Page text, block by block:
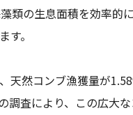
類の生息面積を効率的
す。
天然コンブ漁獲量が
調査により、この広大